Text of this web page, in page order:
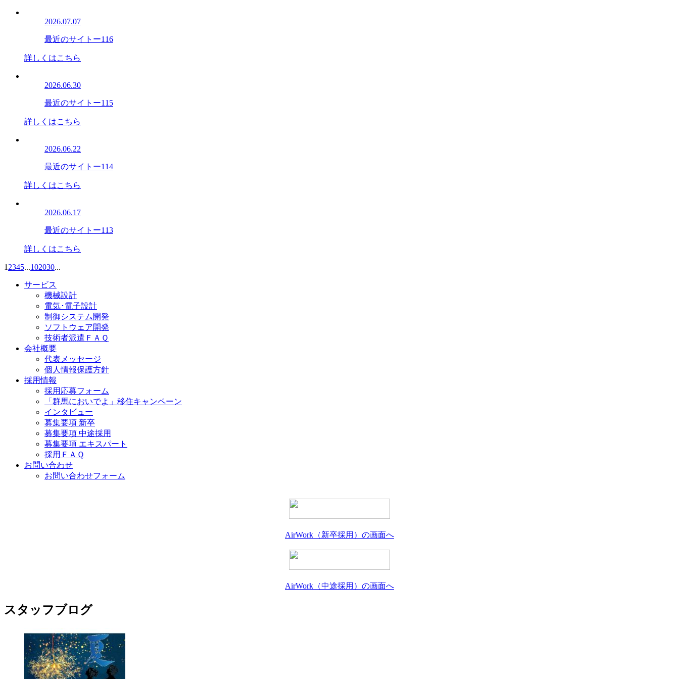
2026.07.07
最近のサイトー116
詳しくはこちら
2026.06.30
最近のサイトー115
詳しくはこちら
2026.06.22
最近のサイトー114
詳しくはこちら
2026.06.17
最近のサイトー113
詳しくはこちら
1 2345...102030...
サービス
機械設計
電気･電子設計
制御システム開発
ソフトウェア開発
技術者派遣ＦＡＱ
会社概要
代表メッセージ
個人情報保護方針
採用情報
採用応募フォーム
「群馬においでよ」移住キャンペーン
インタビュー
募集要項 新卒
募集要項 中途採用
募集要項 エキスパート
採用ＦＡＱ
お問い合わせ
お問い合わせフォーム
AirWork（新卒採用）の画面へ
AirWork（中途採用）の画面へ
スタッフブログ